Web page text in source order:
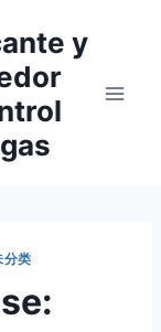
y
分类